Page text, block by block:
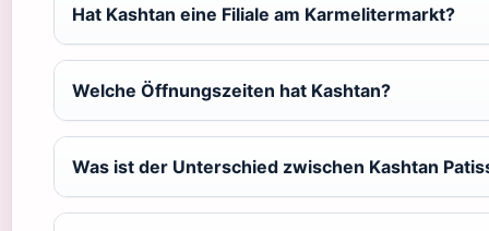
Hat Kashtan eine Filiale am Karmelitermarkt?
Welche Öffnungszeiten hat Kashtan?
Was ist der Unterschied zwischen Kashtan